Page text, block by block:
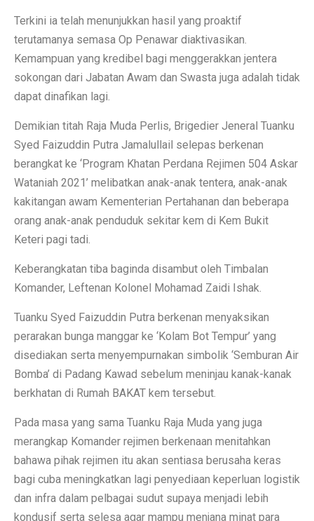
Terkini ia telah menunjukkan hasil yang proaktif
terutamanya semasa Op Penawar diaktivasikan.
Kemampuan yang kredibel bagi menggerakkan jentera
sokongan dari Jabatan Awam dan Swasta juga adalah tidak
dapat dinafikan lagi.
Demikian titah Raja Muda Perlis, Brigedier Jeneral Tuanku
Syed Faizuddin Putra Jamalullail selepas berkenan
berangkat ke ‘Program Khatan Perdana Rejimen 504 Askar
Wataniah 2021’ melibatkan anak-anak tentera, anak-anak
kakitangan awam Kementerian Pertahanan dan beberapa
orang anak-anak penduduk sekitar kem di Kem Bukit
Keteri pagi tadi.
Keberangkatan tiba baginda disambut oleh Timbalan
Komander, Leftenan Kolonel Mohamad Zaidi Ishak.
Tuanku Syed Faizuddin Putra berkenan menyaksikan
perarakan bunga manggar ke ‘Kolam Bot Tempur’ yang
disediakan serta menyempurnakan simbolik ‘Semburan Air
Bomba’ di Padang Kawad sebelum meninjau kanak-kanak
berkhatan di Rumah BAKAT kem tersebut.
Pada masa yang sama Tuanku Raja Muda yang juga
merangkap Komander rejimen berkenaan menitahkan
bahawa pihak rejimen itu akan sentiasa berusaha keras
bagi cuba meningkatkan lagi penyediaan keperluan logistik
dan infra dalam pelbagai sudut supaya menjadi lebih
kondusif serta selesa agar mampu menjana minat para